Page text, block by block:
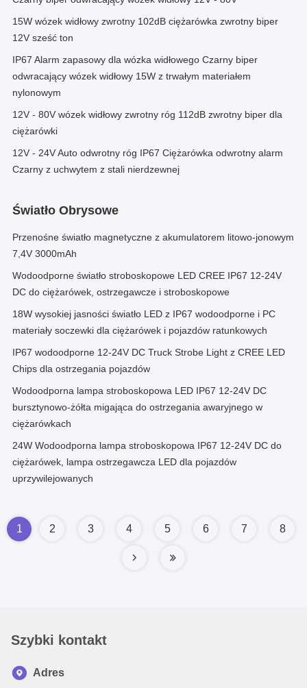
15W wózek widłowy zwrotny 102dB ciężarówka zwrotny biper
12V sześć ton
IP67 Alarm zapasowy dla wózka widłowego Czarny biper
odwracający wózek widłowy 15W z trwałym materiałem
nylonowym
12V - 80V wózek widłowy zwrotny róg 112dB zwrotny biper dla
ciężarówki
12V - 24V Auto odwrotny róg IP67 Ciężarówka odwrotny alarm
Czarny z uchwytem z stali nierdzewnej
Światło Obrysowe
Przenośne światło magnetyczne z akumulatorem litowo-jonowym
7,4V 3000mAh
Wodoodporne światło stroboskopowe LED CREE IP67 12-24V
DC do ciężarówek, ostrzegawcze i stroboskopowe
18W wysokiej jasności światło LED z IP67 wodoodporne i PC
materiały soczewki dla ciężarówek i pojazdów ratunkowych
IP67 wodoodporne 12-24V DC Truck Strobe Light z CREE LED
Chips dla ostrzegania pojazdów
Wodoodporna lampa stroboskopowa LED IP67 12-24V DC
bursztynowo-żółta migająca do ostrzegania awaryjnego w
ciężarówkach
24W Wodoodporna lampa stroboskopowa IP67 12-24V DC do
ciężarówek, lampa ostrzegawcza LED dla pojazdów
uprzywilejowanych
1 2 3 4 5 6 7 8
Szybki kontakt
Adres